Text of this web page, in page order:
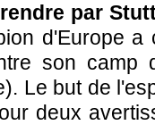
par
d'Europe
son camp
Le but de
deux